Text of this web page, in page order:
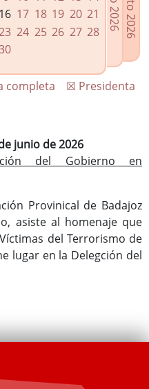
16 17 18 19 20 21
24 25 26 27 28
☒ Presidenta
completa
junio de 2026
del Gobierno en
Provinical de Badajoz
asiste al homenaje que
del Terrorismo de
lugar en la Delegción del